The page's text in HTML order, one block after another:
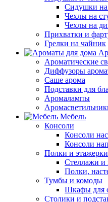
Сидушки на
Чехлы на
Чехлы на
Прихватки и
Грелки на чайник
Ароматические
Диффузоры
Саше арома
Подставки для
Аромалампы
Мебель
Консоли
Консоли
Консоли
Полки и этажерки
Стеллажи и
Полки,
Тумбы и комоды
Шкафы для
Столики и